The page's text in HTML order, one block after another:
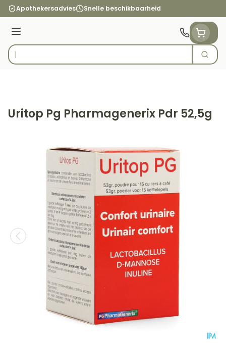
Ga naar de inhoud
Apothekersadvies Snelle beschikbaarheid
Menu
Product, merk, categorie...
Zoek
Uritop Pg Pharmagenerix Pdr 52,5g